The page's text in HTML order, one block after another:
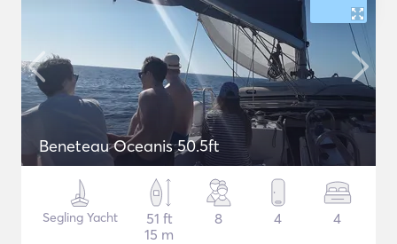
Beneteau Oceanis 50.5ft
Segling Yacht
51 ft
15 m
8 4 4